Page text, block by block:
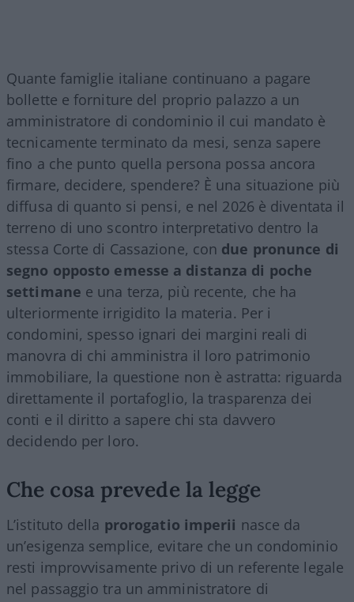
Quante famiglie italiane continuano a pagare
bollette e forniture del proprio palazzo a un
amministratore di condominio il cui mandato è
tecnicamente terminato da mesi, senza sapere
fino a che punto quella persona possa ancora
firmare, decidere, spendere? È una situazione più
diffusa di quanto si pensi, e nel 2026 è diventata il
terreno di uno scontro interpretativo dentro la
stessa Corte di Cassazione, con due pronunce di
segno opposto emesse a distanza di poche
settimane e una terza, più recente, che ha
ulteriormente irrigidito la materia. Per i
condomini, spesso ignari dei margini reali di
manovra di chi amministra il loro patrimonio
immobiliare, la questione non è astratta: riguarda
direttamente il portafoglio, la trasparenza dei
conti e il diritto a sapere chi sta davvero
decidendo per loro.
Che cosa prevede la legge
L’istituto della prorogatio imperii nasce da
un’esigenza semplice, evitare che un condominio
resti improvvisamente privo di un referente legale
nel passaggio tra un amministratore di